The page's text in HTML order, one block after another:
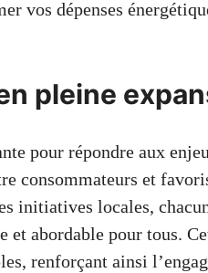
vos dépenses
pleine
pour répondre aux
consommateurs et
initiatives locales,
et abordable pour tous.
renforçant ainsi